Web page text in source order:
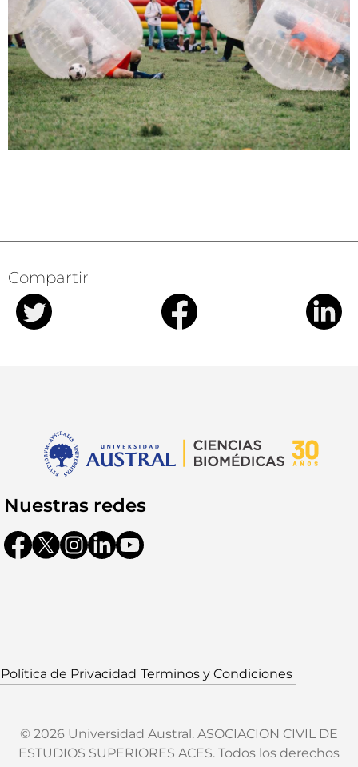
Compartir
Nuestras redes
Política de Privacidad Terminos y Condiciones
© 2026 Universidad Austral. ASOCIACION CIVIL DE
ESTUDIOS SUPERIORES ACES. Todos los derechos